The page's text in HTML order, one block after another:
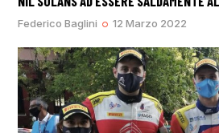
Federico Baglini 12 Marzo 2022